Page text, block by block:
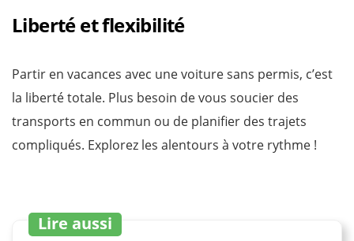
Liberté et flexibilité
Partir en vacances avec une voiture sans permis, c’est
la liberté totale. Plus besoin de vous soucier des
transports en commun ou de planifier des trajets
compliqués. Explorez les alentours à votre rythme !
Lire aussi